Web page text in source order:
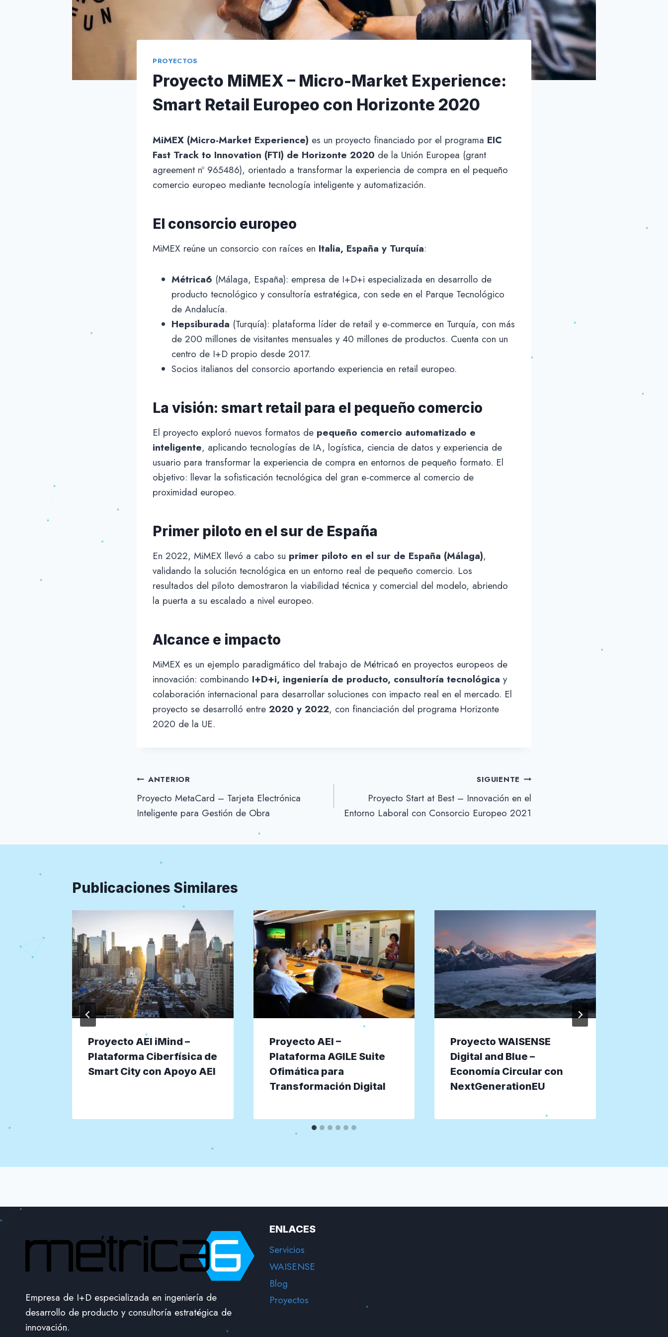
PROYECTOS
Proyecto MiMEX – Micro-Market Experience:
Smart Retail Europeo con Horizonte 2020
MiMEX (Micro-Market Experience) es un proyecto financiado por el programa EIC
Fast Track to Innovation (FTI) de Horizonte 2020 de la Unión Europea (grant
agreement nº 965486), orientado a transformar la experiencia de compra en el pequeño
comercio europeo mediante tecnología inteligente y automatización.
El consorcio europeo
MiMEX reúne un consorcio con raíces en Italia, España y Turquía:
Métrica6 (Málaga, España): empresa de I+D+i especializada en desarrollo de
producto tecnológico y consultoría estratégica, con sede en el Parque Tecnológico
de Andalucía.
Hepsiburada (Turquía): plataforma líder de retail y e-commerce en Turquía, con más
de 200 millones de visitantes mensuales y 40 millones de productos. Cuenta con un
centro de I+D propio desde 2017.
Socios italianos del consorcio aportando experiencia en retail europeo.
La visión: smart retail para el pequeño comercio
El proyecto exploró nuevos formatos de pequeño comercio automatizado e
inteligente, aplicando tecnologías de IA, logística, ciencia de datos y experiencia de
usuario para transformar la experiencia de compra en entornos de pequeño formato. El
objetivo: llevar la sofisticación tecnológica del gran e-commerce al comercio de
proximidad europeo.
Primer piloto en el sur de España
En 2022, MiMEX llevó a cabo su primer piloto en el sur de España (Málaga),
validando la solución tecnológica en un entorno real de pequeño comercio. Los
resultados del piloto demostraron la viabilidad técnica y comercial del modelo, abriendo
la puerta a su escalado a nivel europeo.
Alcance e impacto
MiMEX es un ejemplo paradigmático del trabajo de Métrica6 en proyectos europeos de
innovación: combinando I+D+i, ingeniería de producto, consultoría tecnológica y
colaboración internacional para desarrollar soluciones con impacto real en el mercado. El
proyecto se desarrolló entre 2020 y 2022, con financiación del programa Horizonte
2020 de la UE.
Navegación
de
entradas
ANTERIOR
Proyecto MetaCard – Tarjeta Electrónica
Inteligente para Gestión de Obra
SIGUIENTE
Proyecto Start at Best – Innovación en el
Entorno Laboral con Consorcio Europeo 2021
Publicaciones Similares
Proyecto AEI iMind –
Plataforma Ciberfísica de
Smart City con Apoyo AEI
Proyecto AEI –
Plataforma AGILE Suite
Ofimática para
Transformación Digital
Proyecto WAISENSE
Digital and Blue –
Economía Circular con
NextGenerationEU
Empresa de I+D especializada en ingeniería de
desarrollo de producto y consultoría estratégica de
innovación.
ENLACES
Servicios
WAISENSE
Blog
Proyectos